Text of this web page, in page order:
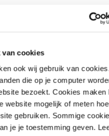
van cookies
ook wij gebruik van
die op je computer
bezoekt. Cookies maken
website mogelijk of meten hoe
gebruiken. Sommige
je je toestemming geven.